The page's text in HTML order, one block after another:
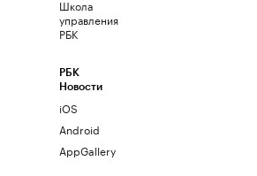
Школа
управления
РБК
РБК
Новости
iOS
Android
AppGallery